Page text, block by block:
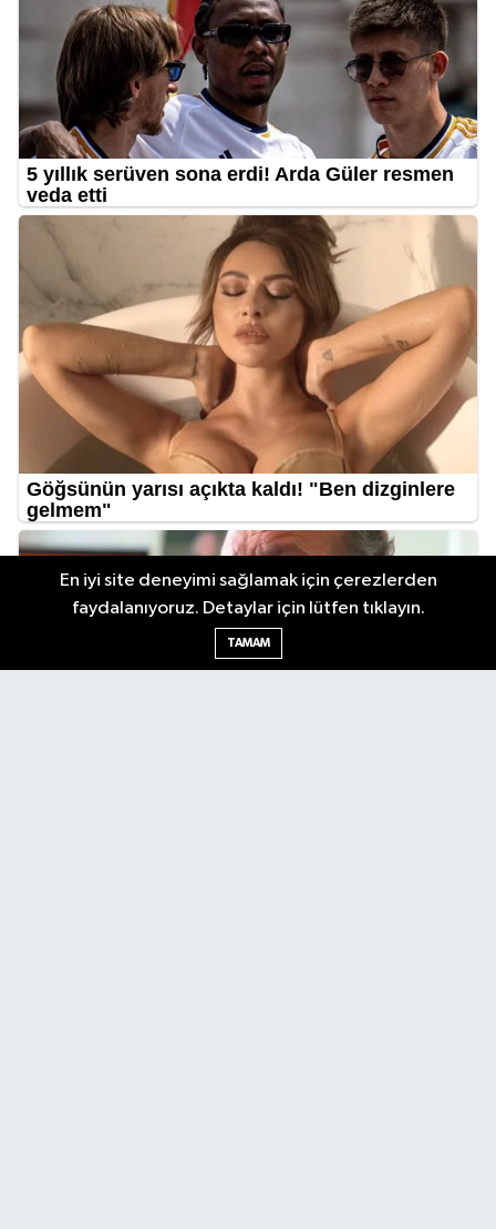
En iyi site deneyimi sağlamak için çerezlerden
faydalanıyoruz. Detaylar için lütfen tıklayın.
TAMAM